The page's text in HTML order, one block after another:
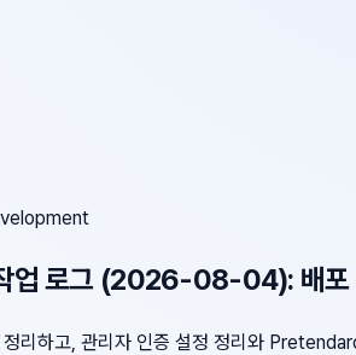
로그 (2026-08-04): 배포
리하고, 관리자 인증 설정 정리와